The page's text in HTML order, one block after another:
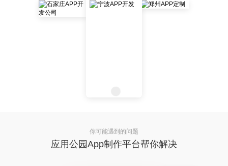
你可能遇到的问题
应用公园App制作平台帮你解决